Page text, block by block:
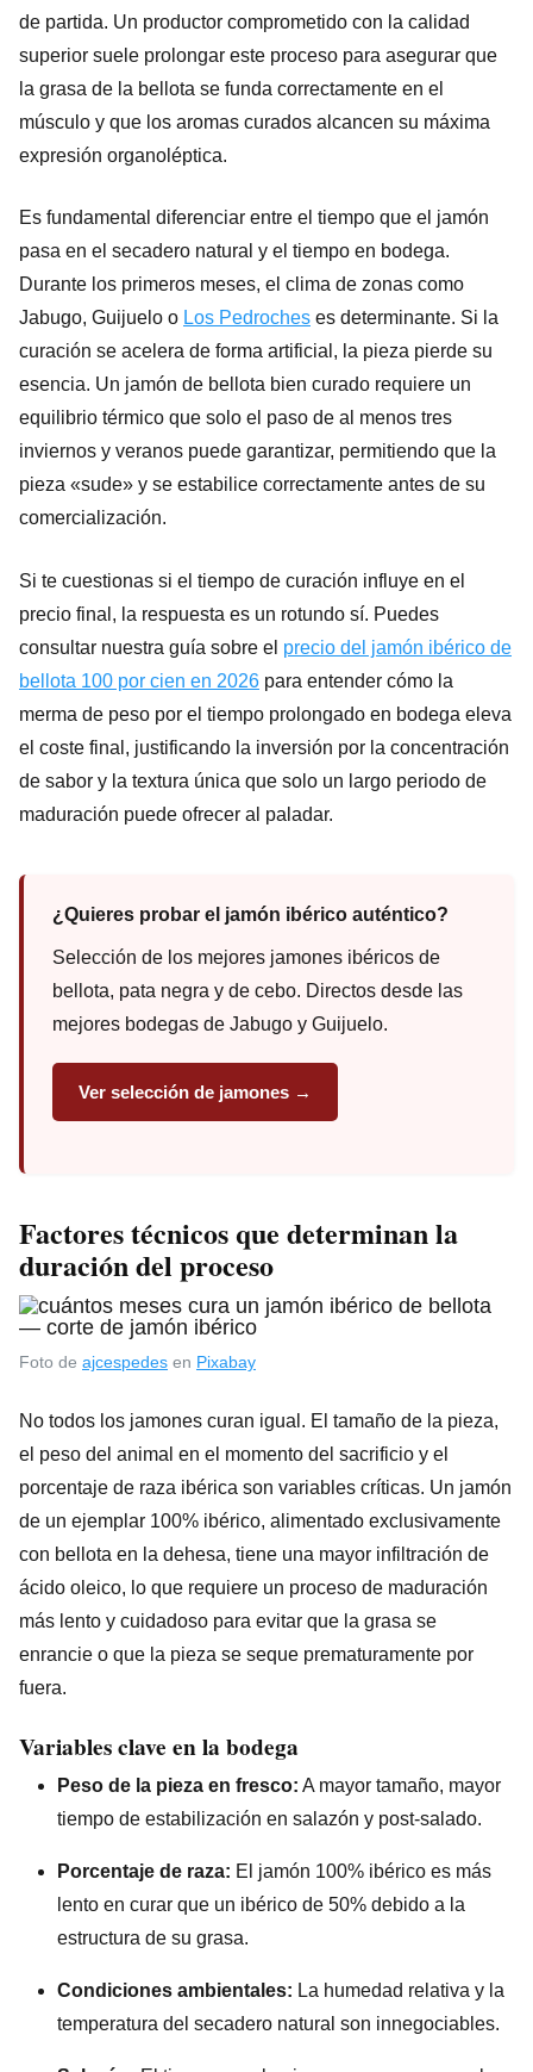
de partida. Un productor comprometido con la calidad
superior suele prolongar este proceso para asegurar que
la grasa de la bellota se funda correctamente en el
músculo y que los aromas curados alcancen su máxima
expresión organoléptica.
Es fundamental diferenciar entre el tiempo que el jamón
pasa en el secadero natural y el tiempo en bodega.
Durante los primeros meses, el clima de zonas como
Jabugo, Guijuelo o Los Pedroches es determinante. Si la
curación se acelera de forma artificial, la pieza pierde su
esencia. Un jamón de bellota bien curado requiere un
equilibrio térmico que solo el paso de al menos tres
inviernos y veranos puede garantizar, permitiendo que la
pieza «sude» y se estabilice correctamente antes de su
comercialización.
Si te cuestionas si el tiempo de curación influye en el
precio final, la respuesta es un rotundo sí. Puedes
consultar nuestra guía sobre el precio del jamón ibérico de
bellota 100 por cien en 2026 para entender cómo la
merma de peso por el tiempo prolongado en bodega eleva
el coste final, justificando la inversión por la concentración
de sabor y la textura única que solo un largo periodo de
maduración puede ofrecer al paladar.
¿Quieres probar el jamón ibérico auténtico?
Selección de los mejores jamones ibéricos de
bellota, pata negra y de cebo. Directos desde las
mejores bodegas de Jabugo y Guijuelo.
Ver selección de jamones →
Factores técnicos que determinan la
duración del proceso
Foto de ajcespedes en Pixabay
No todos los jamones curan igual. El tamaño de la pieza,
el peso del animal en el momento del sacrificio y el
porcentaje de raza ibérica son variables críticas. Un jamón
de un ejemplar 100% ibérico, alimentado exclusivamente
con bellota en la dehesa, tiene una mayor infiltración de
ácido oleico, lo que requiere un proceso de maduración
más lento y cuidadoso para evitar que la grasa se
enrancie o que la pieza se seque prematuramente por
fuera.
Variables clave en la bodega
Peso de la pieza en fresco: A mayor tamaño, mayor
tiempo de estabilización en salazón y post-salado.
Porcentaje de raza: El jamón 100% ibérico es más
lento en curar que un ibérico de 50% debido a la
estructura de su grasa.
Condiciones ambientales: La humedad relativa y la
temperatura del secadero natural son innegociables.